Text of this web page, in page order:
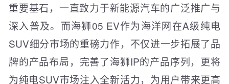
重要基石，一直致力于新能源汽车的广泛推广与
深入普及。而海狮05 EV作为海洋网在A级纯电
SUV细分市场的重磅力作，不仅进一步拓展了品
牌的产品布局，完善了海狮IP的产品序列，更将
为纯电SUV市场注入全新活力，为用户带来更高